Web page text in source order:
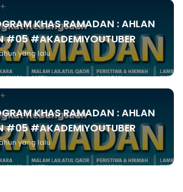
KHAS RAMADAN : AHLAN
#05 #AKADEMIYOUTUBER
yang lalu
KHAS RAMADAN : AHLAN
#05 #AKADEMIYOUTUBER
yang lalu